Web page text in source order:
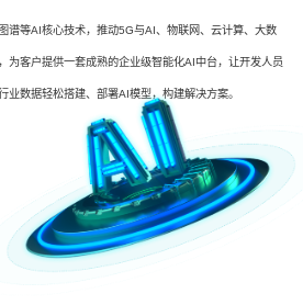
谱等AI核心技术，推动5G与AI、物联网、云计算、大数
为客户提供一套成熟的企业级智能化AI中台，让开发人员
业数据轻松搭建、部署AI模型，构建解决方案。